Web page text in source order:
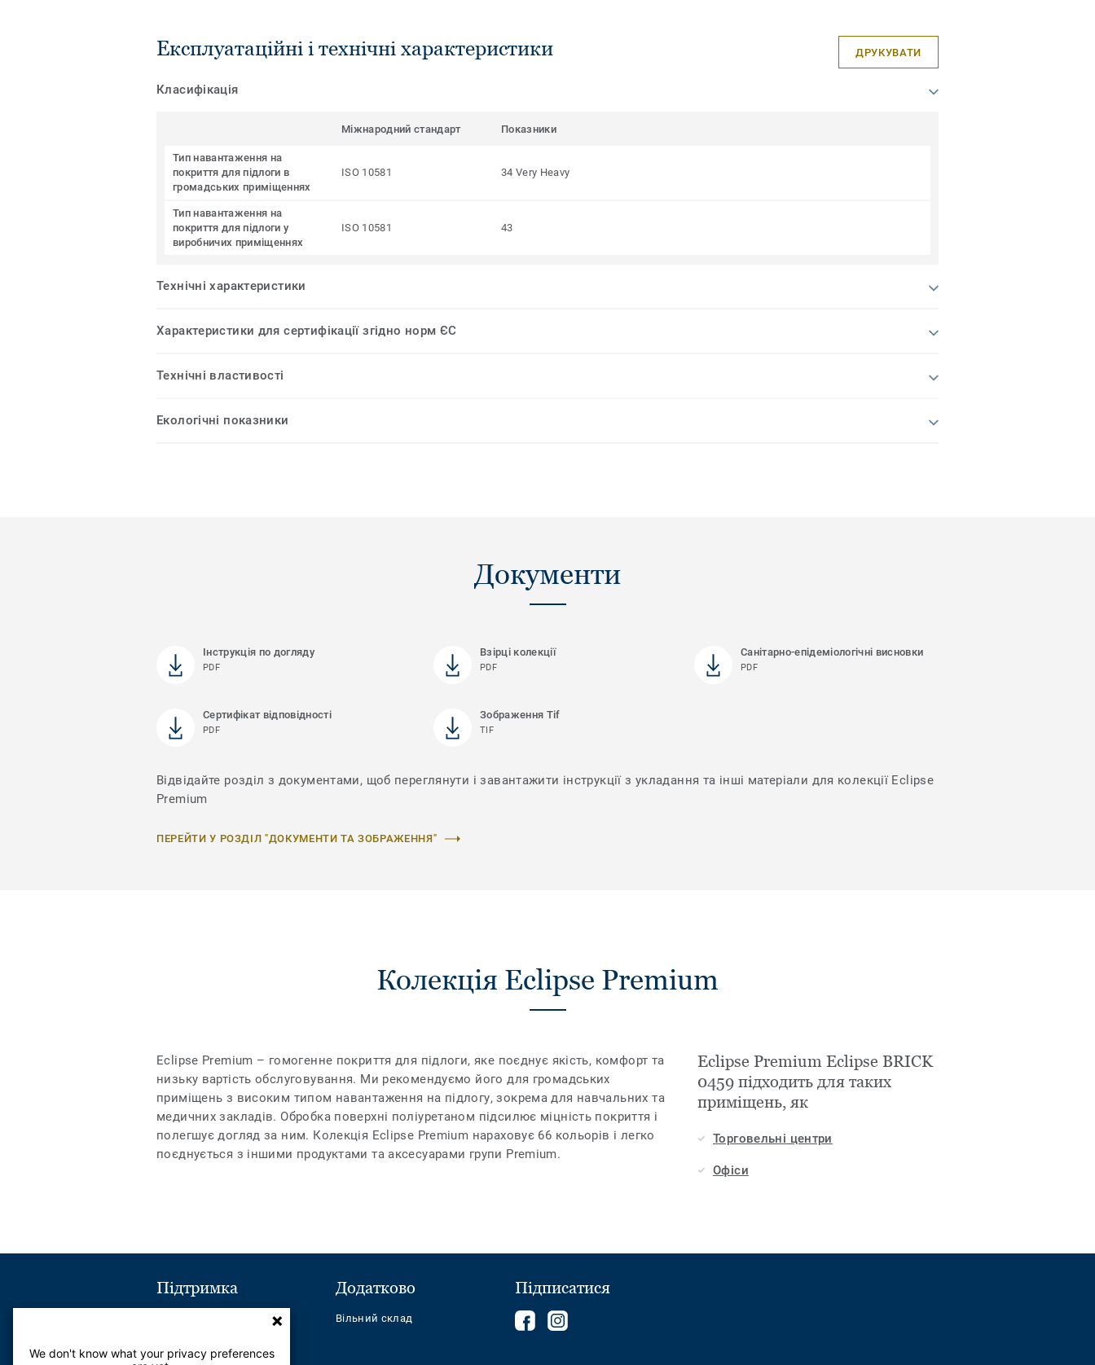
Експлуатаційні і технічні характеристики ДРУКУВАТИ
Класифікація
Міжнародний стандарт Показники
Тип навантаження на
покриття для підлоги в
громадських приміщеннях
ISO 10581 34 Very Heavy
Тип навантаження на
покриття для підлоги у
виробничих приміщеннях
ISO 10581 43
Технічні характеристики
Характеристики для сертифікації згідно норм ЄС
Технічні властивості
Екологічні показники
Документи
Інструкція по догляду
PDF
Взірці колекції
PDF
Санітарно-епідеміологічні висновки
PDF
Сертифікат відповідності
PDF
Зображення Tif
TIF
Відвідайте розділ з документами, щоб переглянути і завантажити інструкції з укладання та інші матеріали для колекції Eclipse
Premium
ПЕРЕЙТИ У РОЗДІЛ "ДОКУМЕНТИ ТА ЗОБРАЖЕННЯ"
Колекція Eclipse Premium
Eclipse Premium – гомогенне покриття для підлоги, яке поєднує якість, комфорт та
низьку вартість обслуговування. Ми рекомендуємо його для громадських
приміщень з високим типом навантаження на підлогу, зокрема для навчальних та
медичних закладів. Обробка поверхні поліуретаном підсилює міцність покриття і
полегшує догляд за ним. Колекція Eclipse Premium нараховує 66 кольорів і легко
поєднується з іншими продуктами та аксесуарами групи Premium.
Eclipse Premium Eclipse BRICK
0459 підходить для таких
приміщень, як
Торговельні центри
Офіси
Підтримка
Надіслати повідомлення
+380443545621
Додатково
Вільний склад
Підписатися
FollowFollow
We don't know what your privacy preferences